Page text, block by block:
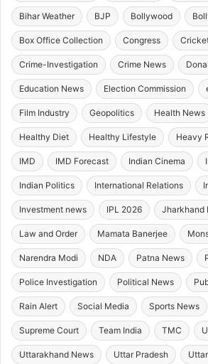
Bihar Weather BJP Bollywood
Box Office Collection Congress
Crime-Investigation Crime News
Education News Election Commission
Film Industry Geopolitics Health News
Healthy Diet Healthy Lifestyle Heavy
IMD IMD Forecast Indian Cinema
Indian Politics International Relations
Investment news IPL 2026 Jharkhand
Law and Order Mamata Banerjee
Narendra Modi NDA Patna News
Police Investigation Political News
Rain Alert Social Media Sports News
Supreme Court Team India TMC
Uttarakhand News Uttar Pradesh